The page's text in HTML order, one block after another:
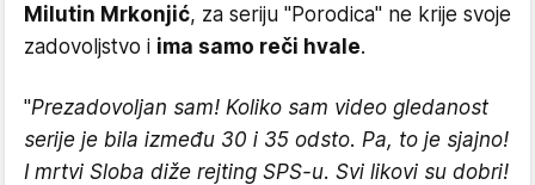
Milutin Mrkonjić, za seriju "Porodica" ne krije svoje
zadovoljstvo i ima samo reči hvale.
"Prezadovoljan sam! Koliko sam video gledanost
serije je bila između 30 i 35 odsto. Pa, to je sjajno!
I mrtvi Sloba diže rejting SPS-u. Svi likovi su dobri!